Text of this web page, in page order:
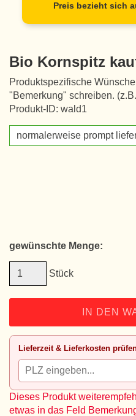
Preis bezieht sich
Bio Kornspitz
Produktspezifische
"Bemerkung" schreiben.
Produkt-ID: wald1
normalerweise prompt
gewünschte Menge:
Stück
IN DEN
Lieferzeit & Lieferkosten
Dieses Produkt
etwas in das Feld